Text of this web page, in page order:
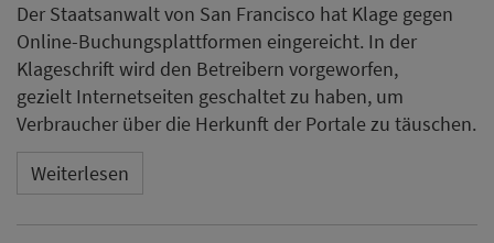
Der Staatsanwalt von San Francisco hat Klage gegen
Online-Buchungsplattformen eingereicht. In der
Klageschrift wird den Betreibern vorgeworfen,
gezielt Internetseiten geschaltet zu haben, um
Verbraucher über die Herkunft der Portale zu täuschen.
Weiterlesen